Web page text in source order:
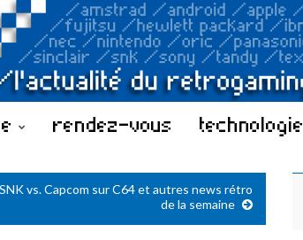
rendez-vous technologie
SNK vs. Capcom sur C64 et autres news rétro
de la semaine